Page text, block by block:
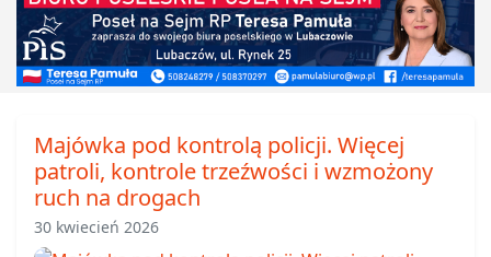
Majówka pod kontrolą policji. Więcej
patroli, kontrole trzeźwości i wzmożony
ruch na drogach
30 kwiecień 2026